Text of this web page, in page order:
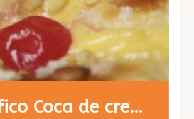
Monográfico Coca de crema y fruta